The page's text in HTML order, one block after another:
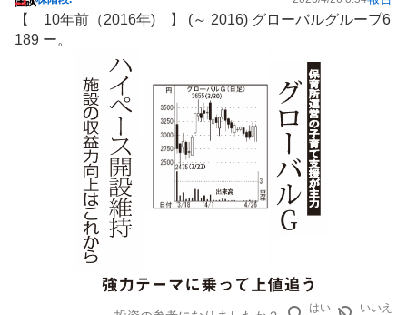
掲
示
板
【 10年前（2016年) 】 (～ 2016) グローバルグループ6
189 ー。
はい いいえ